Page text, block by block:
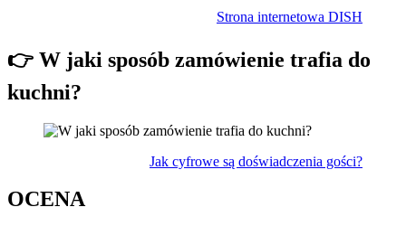
Strona internetowa DISH
👉 W jaki sposób zamówienie trafia do
kuchni?
Jak cyfrowe są doświadczenia gości?
OCENA